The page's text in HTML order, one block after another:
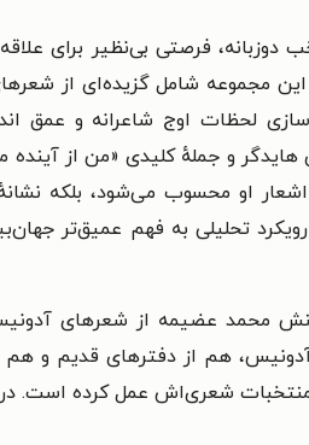
دوزبانه، فرصتی بی‌نظیر برای
این مجموعه شامل گزیده‌ای از
لحظات اوج شاعرانه و
هایدگر و جملهٔ کلیدی «من از
او محسوب می‌شود، بلکه
تحلیلی به فهم عمیق‌تر
محمد عضیمه از شعرهای
آدونیس، هم از دفترهای قدیم
منتخبات شعری‌اش عمل کرده است.